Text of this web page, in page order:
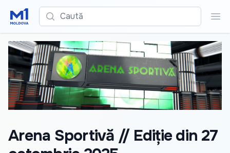
Caută
Arena Sportivă // Ediție din 27